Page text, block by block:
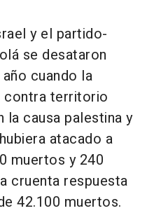
y el partido-
se desataron
cuando la
contra territorio
la causa palestina y
atacado a
muertos y 240
cruenta respuesta
42.100 muertos.